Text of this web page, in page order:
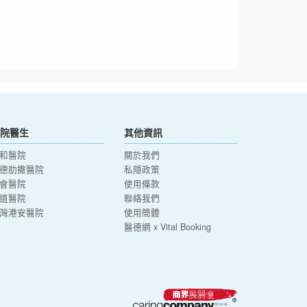
醫生
醫院
肋撒醫院
醫院
醫院
港安醫院
其他資訊
關於我們
私隱政策
使用條款
聯絡我們
使用簡體
醫德網 x Vital Booking